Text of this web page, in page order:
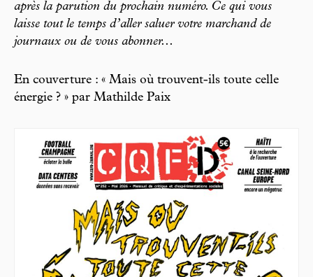
après la parution du prochain numéro. Ce qui vous
laisse tout le temps d’aller saluer votre marchand de
journaux ou de vous abonner...
En couverture : « Mais où trouvent-ils toute celle
énergie ? » par Mathilde Paix